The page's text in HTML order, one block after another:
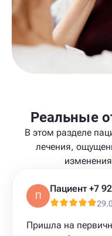
Реальные
В этом разделе
лечения,
П
Пришла на